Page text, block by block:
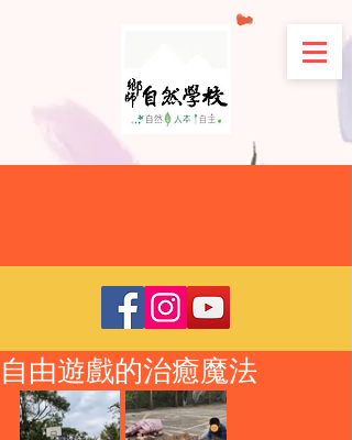
自由遊戲的治癒魔法